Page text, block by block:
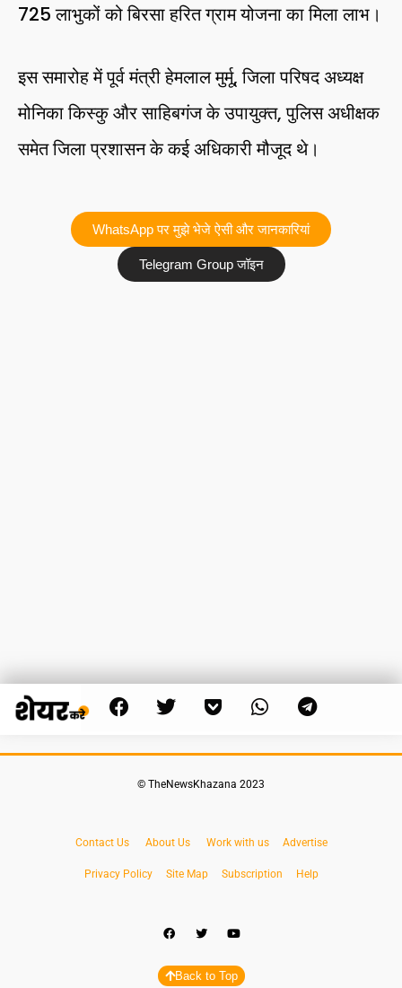
725 लाभुकों को बिरसा हरित ग्राम योजना का मिला लाभ।
इस समारोह में पूर्व मंत्री हेमलाल मुर्मू, जिला परिषद अध्यक्ष
मोनिका किस्कु और साहिबगंज के उपायुक्त, पुलिस अधीक्षक
समेत जिला प्रशासन के कई अधिकारी मौजूद थे।
WhatsApp पर मुझे भेजे ऐसी और जानकारियां
Telegram Group जॉइन
© TheNewsKhazana 2023
Contact Us About Us Work with us Advertise
Privacy Policy Site Map Subscription Help
Back to Top